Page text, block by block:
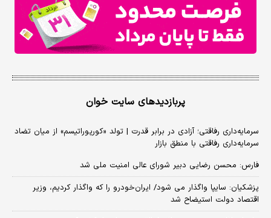
پربازدیدهای سایت خوان
سرمایه‌داری رفاقتی؛ آزادی در برابر قدرت | تولد «کورپوراتیسم» از میان تضاد
سرمایه‌داری رفاقتی با منطق بازار
فارس: محسن رضایی دبیر شورای عالی امنیت ملی شد
پزشکیان: سایپا واگذار می شود/ ایران‌خودرو را که واگذار کردیم، وزیر
اقتصاد دولت استیضاح شد